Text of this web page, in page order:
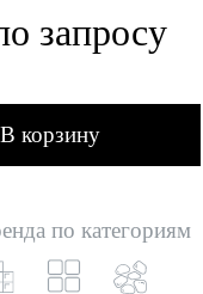
запросу
В корзину
по категориям